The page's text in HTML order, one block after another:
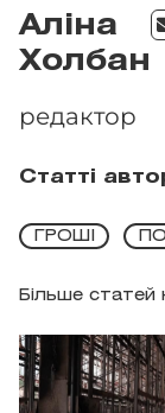
Аліна
Холбан
редактор
Статті
Більше статей
ГРОШІ